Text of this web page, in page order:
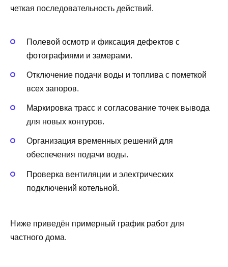
четкая последовательность действий.
Полевой осмотр и фиксация дефектов с
фотографиями и замерами.
Отключение подачи воды и топлива с пометкой
всех запоров.
Маркировка трасс и согласование точек вывода
для новых контуров.
Организация временных решений для
обеспечения подачи воды.
Проверка вентиляции и электрических
подключений котельной.
Ниже приведён примерный график работ для
частного дома.